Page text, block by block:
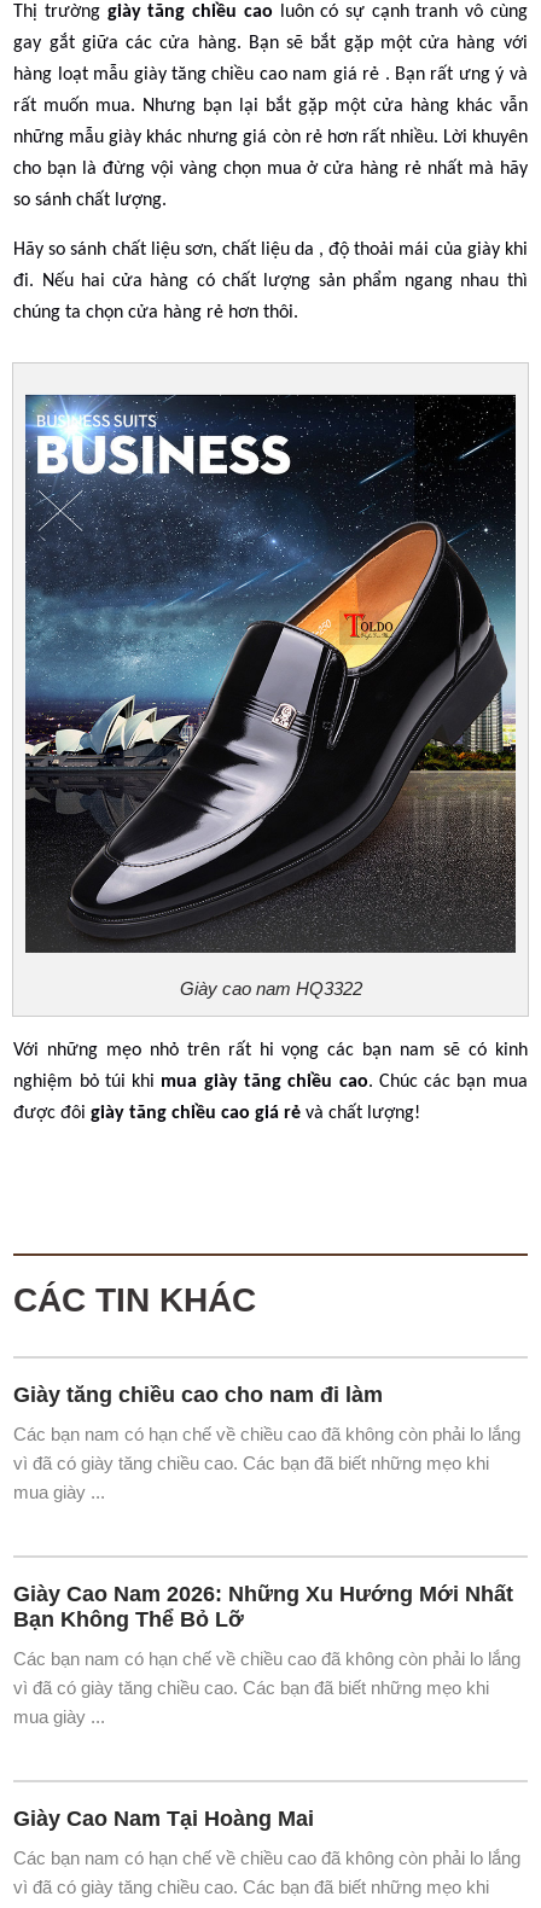
Thị trường giày tăng chiều cao luôn có sự cạnh tranh vô cùng
gay gắt giữa các cửa hàng. Bạn sẽ bắt gặp một cửa hàng với
hàng loạt mẫu giày tăng chiều cao nam giá rẻ . Bạn rất ưng ý và
rất muốn mua. Nhưng bạn lại bắt gặp một cửa hàng khác vẫn
những mẫu giày khác nhưng giá còn rẻ hơn rất nhiều. Lời khuyên
cho bạn là đừng vội vàng chọn mua ở cửa hàng rẻ nhất mà hãy
so sánh chất lượng.
Hãy so sánh chất liệu sơn, chất liệu da , độ thoải mái của giày khi
đi. Nếu hai cửa hàng có chất lượng sản phẩm ngang nhau thì
chúng ta chọn cửa hàng rẻ hơn thôi.
Giày cao nam HQ3322
Với những mẹo nhỏ trên rất hi vọng các bạn nam sẽ có kinh
nghiệm bỏ túi khi mua giày tăng chiều cao. Chúc các bạn mua
được đôigiày tăng chiều cao giá rẻ và chất lượng!
CÁC TIN KHÁC
Giày tăng chiều cao cho nam đi làm
Các bạn nam có hạn chế về chiều cao đã không còn phải lo lắng
vì đã có giày tăng chiều cao. Các bạn đã biết những mẹo khi
Giày Cao Nam 2026: Những Xu Hướng Mới Nhất
Bạn Không Thể Bỏ Lỡ